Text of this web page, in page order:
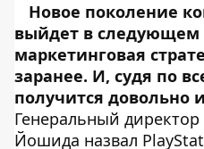
Новое поколение
выйдет в следующем
маркетинговая
заранее. И, судя по
получится довольно
Генеральный
Йошида назвал